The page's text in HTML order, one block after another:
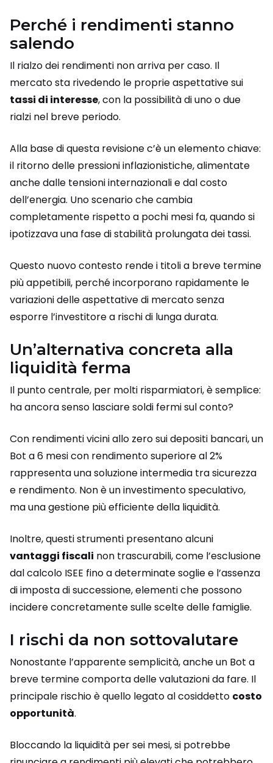
Perché i rendimenti stanno
salendo
Il rialzo dei rendimenti non arriva per caso. Il
mercato sta rivedendo le proprie aspettative sui
tassi di interesse, con la possibilità di uno o due
rialzi nel breve periodo.
Alla base di questa revisione c’è un elemento chiave:
il ritorno delle pressioni inflazionistiche, alimentate
anche dalle tensioni internazionali e dal costo
dell’energia. Uno scenario che cambia
completamente rispetto a pochi mesi fa, quando si
ipotizzava una fase di stabilità prolungata dei tassi.
Questo nuovo contesto rende i titoli a breve termine
più appetibili, perché incorporano rapidamente le
variazioni delle aspettative di mercato senza
esporre l’investitore a rischi di lunga durata.
Un’alternativa concreta alla
liquidità ferma
Il punto centrale, per molti risparmiatori, è semplice:
ha ancora senso lasciare soldi fermi sul conto?
Con rendimenti vicini allo zero sui depositi bancari, un
Bot a 6 mesi con rendimento superiore al 2%
rappresenta una soluzione intermedia tra sicurezza
e rendimento. Non è un investimento speculativo,
ma una gestione più efficiente della liquidità.
Inoltre, questi strumenti presentano alcuni
vantaggi fiscali non trascurabili, come l’esclusione
dal calcolo ISEE fino a determinate soglie e l’assenza
di imposta di successione, elementi che possono
incidere concretamente sulle scelte delle famiglie.
I rischi da non sottovalutare
Nonostante l’apparente semplicità, anche un Bot a
breve termine comporta delle valutazioni da fare. Il
principale rischio è quello legato al cosiddetto costo
opportunità.
Bloccando la liquidità per sei mesi, si potrebbe